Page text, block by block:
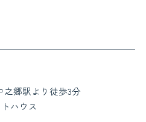
よくある質問
郷駅より徒歩3分
ハウス